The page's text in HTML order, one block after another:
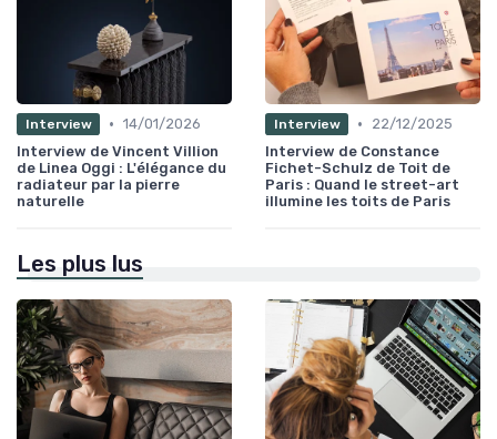
Interview • 14/01/2026
Interview de Vincent Villion
de Linea Oggi : L'élégance du
radiateur par la pierre
naturelle
Interview •
22/12/2025
Interview de Constance
Fichet-Schulz de Toit de
Paris : Quand le street-art
illumine les toits de Paris
Les plus lus